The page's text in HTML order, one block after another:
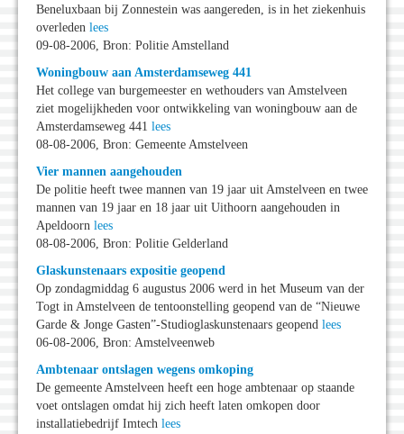
Beneluxbaan bij Zonnestein was aangereden, is in het ziekenhuis
overleden lees
09-08-2006, Bron: Politie Amstelland
Woningbouw aan Amsterdamseweg 441
Het college van burgemeester en wethouders van Amstelveen
ziet mogelijkheden voor ontwikkeling van woningbouw aan de
Amsterdamseweg 441 lees
08-08-2006, Bron: Gemeente Amstelveen
Vier mannen aangehouden
De politie heeft twee mannen van 19 jaar uit Amstelveen en twee
mannen van 19 jaar en 18 jaar uit Uithoorn aangehouden in
Apeldoorn lees
08-08-2006, Bron: Politie Gelderland
Glaskunstenaars expositie geopend
Op zondagmiddag 6 augustus 2006 werd in het Museum van der
Togt in Amstelveen de tentoonstelling geopend van de “Nieuwe
Garde & Jonge Gasten”-Studioglaskunstenaars geopend lees
06-08-2006, Bron: Amstelveenweb
Ambtenaar ontslagen wegens omkoping
De gemeente Amstelveen heeft een hoge ambtenaar op staande
voet ontslagen omdat hij zich heeft laten omkopen door
installatiebedrijf Imtech lees